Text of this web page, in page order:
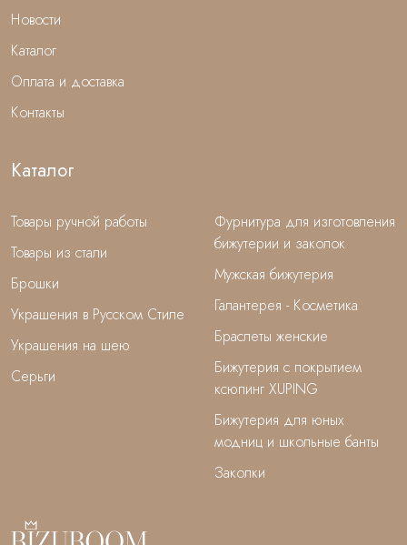
Новости
Каталог
Оплата и доставка
Контакты
Каталог
Товары ручной работы
Товары из стали
Брошки
Украшения в Русском Стиле
Украшения на шею
Серьги
Фурнитура для изготовления
бижутерии и заколок
Мужская бижутерия
Галантерея - Косметика
Браслеты женские
Бижутерия с покрытием
ксюпинг XUPING
Бижутерия для юных
модниц и школьные банты
Заколки